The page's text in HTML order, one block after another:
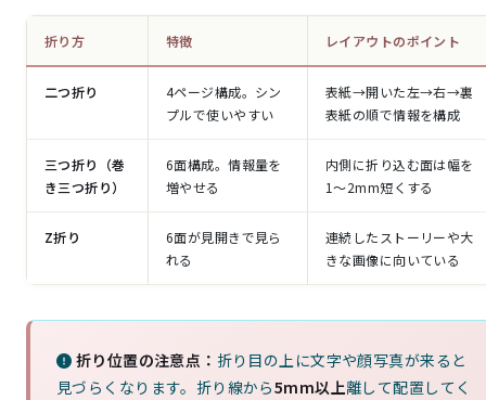
折り方 特徴 レイアウトのポイント
二つ折り
4ページ構成。シン
プルで使いやすい
表紙→開いた左→右→裏
表紙の順で情報を構成
三つ折り（巻
き三つ折り）
6面構成。情報量を
増やせる
内側に折り込む面は幅を
1〜2mm短くする
Z折り
6面が見開きで見ら
れる
連続したストーリーや大
きな画像に向いている
折り位置の注意点： 折り目の上に文字や顔写真が来ると
見づらくなります。折り線から5mm以上離して配置してく